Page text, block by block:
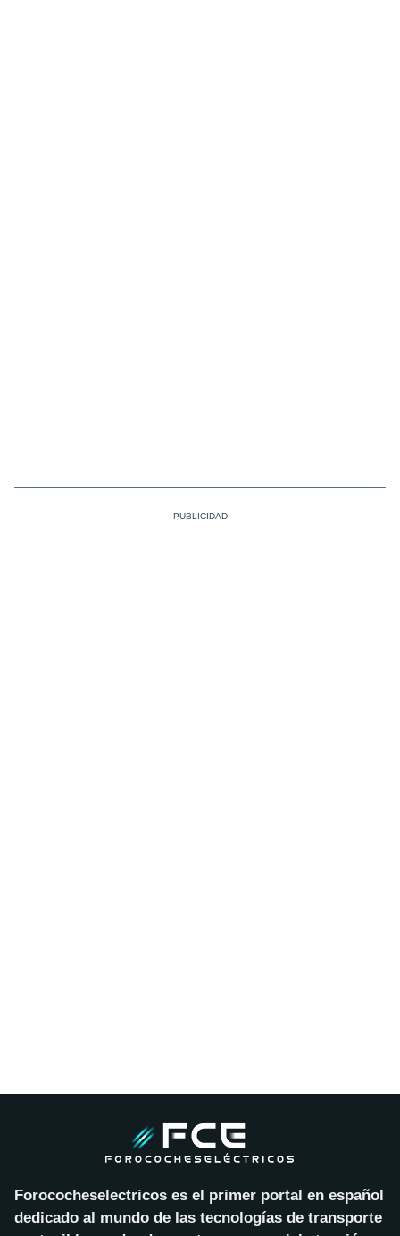
Forococheselectricos es el primer portal en español
dedicado al mundo de las tecnologías de transporte